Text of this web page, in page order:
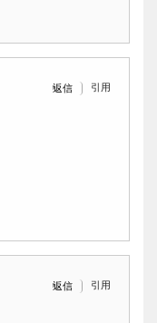
返信 引用
返信 引用